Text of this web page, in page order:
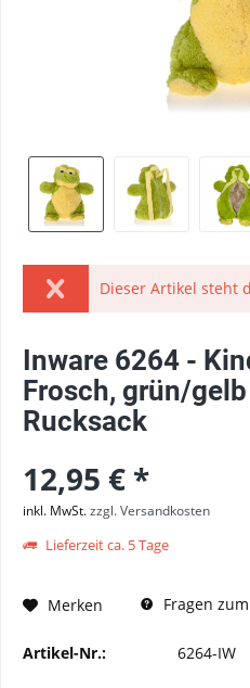
Dieser Artikel steht
Inware 6264 -
Frosch, grün/
Rucksack
12,95 € *
inkl. MwSt.zzgl. Versandkosten
Lieferzeit ca. 5 Tage
Merken Fragen
Artikel-Nr.: 6264-IW